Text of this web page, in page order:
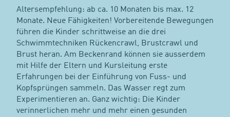
Altersempfehlung: ab ca. 10 Monaten bis max. 12
Monate. Neue Fähigkeiten! Vorbereitende Bewegungen
führen die Kinder schrittweise an die drei
Schwimmtechniken Rückencrawl, Brustcrawl und
Brust heran. Am Beckenrand können sie ausserdem
mit Hilfe der Eltern und Kursleitung erste
Erfahrungen bei der Einführung von Fuss- und
Kopfsprüngen sammeln. Das Wasser regt zum
Experimentieren an. Ganz wichtig: Die Kinder
verinnerlichen mehr und mehr einen gesunden